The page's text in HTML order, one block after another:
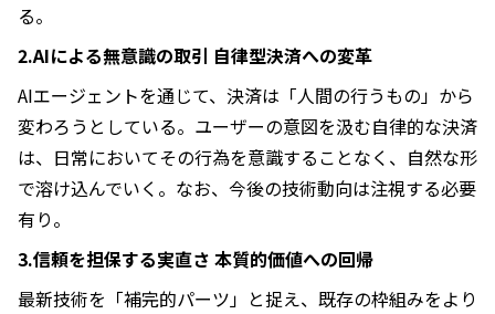
る。
2.AIによる無意識の取引 自律型決済への変革
AIエージェントを通じて、決済は「人間の行うもの」から
変わろうとしている。ユーザーの意図を汲む自律的な決済
は、日常においてその行為を意識することなく、自然な形
で溶け込んでいく。なお、今後の技術動向は注視する必要
有り。
3.信頼を担保する実直さ 本質的価値への回帰
最新技術を「補完的パーツ」と捉え、既存の枠組みをより